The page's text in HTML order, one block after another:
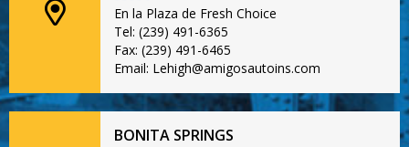
En la Plaza de Fresh Choice
Tel: (239) 491-6365
Fax: (239) 491-6465
Email: Lehigh@amigosautoins.com
BONITA SPRINGS